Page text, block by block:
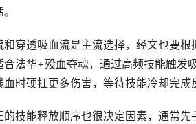
穿透吸血流是主流选择，经文也要
合法华+殁血夺魂，通过高频技能触
时硬扛更多伤害，等待技能冷却完成
技能释放顺序也很决定因素，通常